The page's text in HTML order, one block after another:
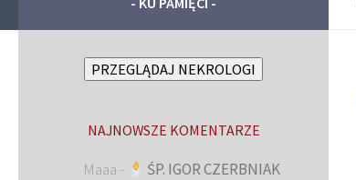
PRZEGLĄDAJ NEKROLOGI
NAJNOWSZE KOMENTARZE
Maaa - ŚP. IGOR CZERBNIAK